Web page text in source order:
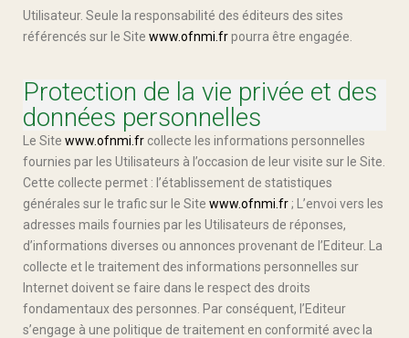
Utilisateur. Seule la responsabilité des éditeurs des sites
référencés sur le Site www.ofnmi.frpourra être engagée.
Protection de la vie privée et des
données personnelles
Le Site www.ofnmi.fr collecte les informations personnelles
fournies par les Utilisateurs à l’occasion de leur visite sur le Site.
Cette collecte permet : l’établissement de statistiques
générales sur le trafic sur le Site www.ofnmi.fr; L’envoi vers les
adresses mails fournies par les Utilisateurs de réponses,
d’informations diverses ou annonces provenant de l’Editeur. La
collecte et le traitement des informations personnelles sur
Internet doivent se faire dans le respect des droits
fondamentaux des personnes. Par conséquent, l’Editeur
s’engage à une politique de traitement en conformité avec la